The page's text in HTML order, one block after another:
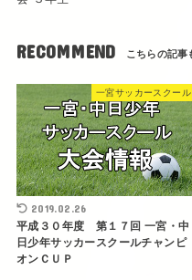
RECOMMEND
一宮サッカースクール
2019.02.26
平成３０年度 第１７回 一宮・中
日少年サッカースクールチャンピ
オンＣＵＰ